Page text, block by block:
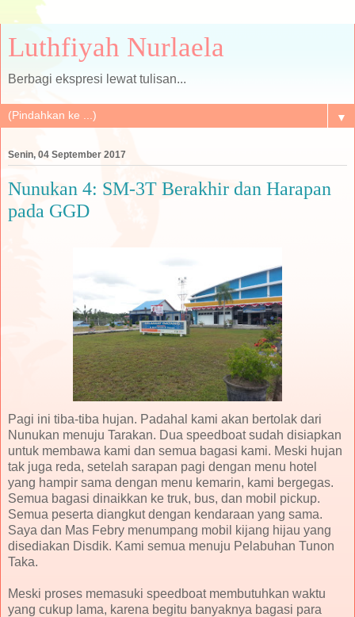
Luthfiyah Nurlaela
Berbagi ekspresi lewat tulisan...
▼
Senin, 04 September 2017
Nunukan 4: SM-3T Berakhir dan Harapan
pada GGD
Pagi ini tiba-tiba hujan. Padahal kami akan bertolak dari
Nunukan menuju Tarakan. Dua speedboat sudah disiapkan
untuk membawa kami dan semua bagasi kami. Meski hujan
tak juga reda, setelah sarapan pagi dengan menu hotel
yang hampir sama dengan menu kemarin, kami bergegas.
Semua bagasi dinaikkan ke truk, bus, dan mobil pickup.
Semua peserta diangkut dengan kendaraan yang sama.
Saya dan Mas Febry menumpang mobil kijang hijau yang
disediakan Disdik. Kami semua menuju Pelabuhan Tunon
Taka.
Meski proses memasuki speedboat membutuhkan waktu
yang cukup lama, karena begitu banyaknya bagasi para